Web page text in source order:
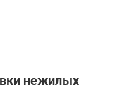
нежилых